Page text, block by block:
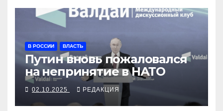
В РОССИИ ВЛАСТЬ
Путин вновь пожаловался
на непринятие в НАТО
02.10.2025 РЕДАКЦИЯ